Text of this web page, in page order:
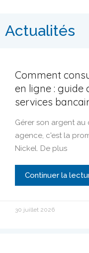
Actualités
Comment
en ligne : guide
services
Gérer son argent
agence, c'est la
Nickel. De plus
Continuer la
30 juillet 2026